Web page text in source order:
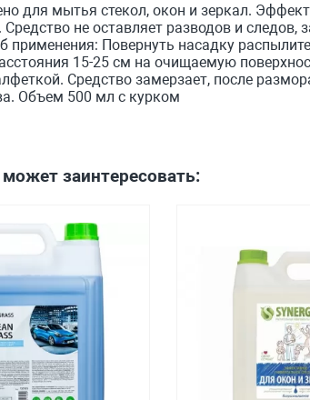
для мытья стекол, окон и зеркал.
Средство не оставляет разводов и
применения: Повернуть насадку
15-25 см на очищаемую
Средство замерзает, после
Объем 500 мл с курком
заинтересовать: